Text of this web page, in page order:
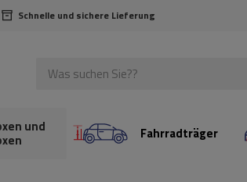
Schnelle und sichere Lieferung
und Fahrradträger